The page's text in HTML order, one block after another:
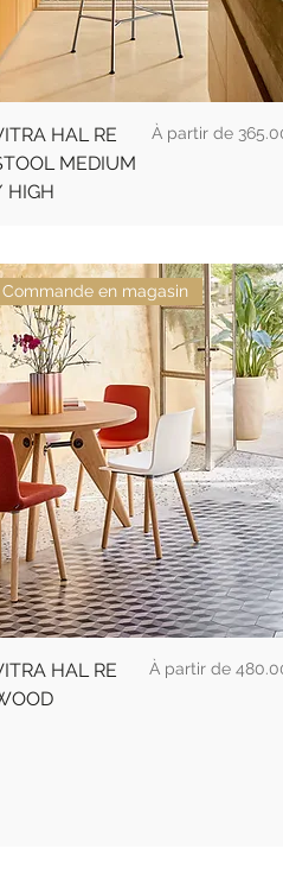
HAL RE
MEDIUM
HIGH
À partir de
Prix
Commande en magasin
HAL RE
Prix